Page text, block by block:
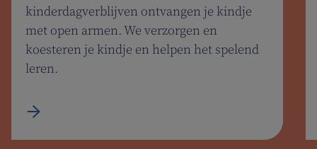
kinderdagverblijven ontvangen je kindje
met open armen. We verzorgen en
koesteren je kindje en helpen het spelend
leren.